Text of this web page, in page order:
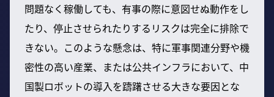
問題なく稼働しても、有事の際に意図せぬ動作をし
たり、停止させられたりするリスクは完全に排除で
きない。このような懸念は、特に軍事関連分野や機
密性の高い産業、または公共インフラにおいて、中
国製ロボットの導入を躊躇させる大きな要因とな